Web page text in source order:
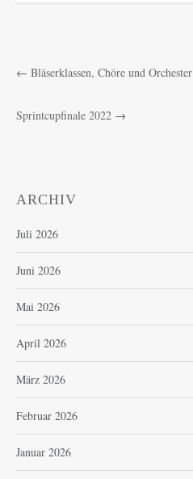
← Bläserklassen, Chöre und
Sprintcupfinale 2022 →
ARCHIV
Juli 2026
Juni 2026
Mai 2026
April 2026
März 2026
Februar 2026
Januar 2026